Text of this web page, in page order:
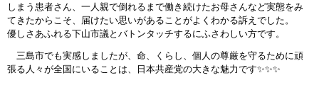
しまう患者さん、一人親で倒れるまで働き続けたお母さんなど実態をみ
てきたからこそ、届けたい思いがあることがよくわかる訴えでした。
優しさあふれる下山市議とバトンタッチするにふさわしい方です。
三島市でも実感しましたが、命、くらし、個人の尊厳を守るために頑
張る人々が全国にいることは、日本共産党の大きな魅力です✨✨✨